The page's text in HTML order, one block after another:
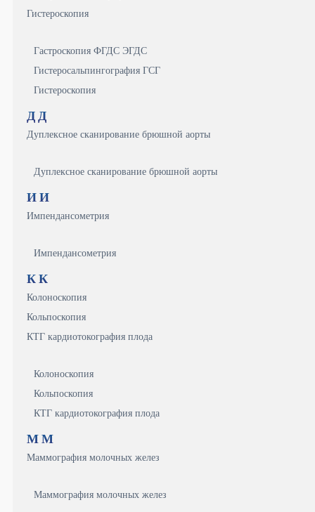
Гистероскопия
Гастроскопия ФГДС ЭГДС
Гистеросальпингография ГСГ
Гистероскопия
Д Д
Дуплексное сканирование брюшной аорты
Дуплексное сканирование брюшной аорты
И И
Импендансометрия
Импендансометрия
К К
Колоноскопия
Кольпоскопия
КТГ кардиотокография плода
Колоноскопия
Кольпоскопия
КТГ кардиотокография плода
М М
Маммография молочных желез
Маммография молочных желез